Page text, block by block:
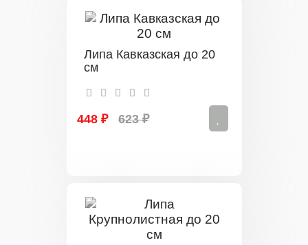
Липа Кавказская до 20
см
448 ₽ 623 ₽